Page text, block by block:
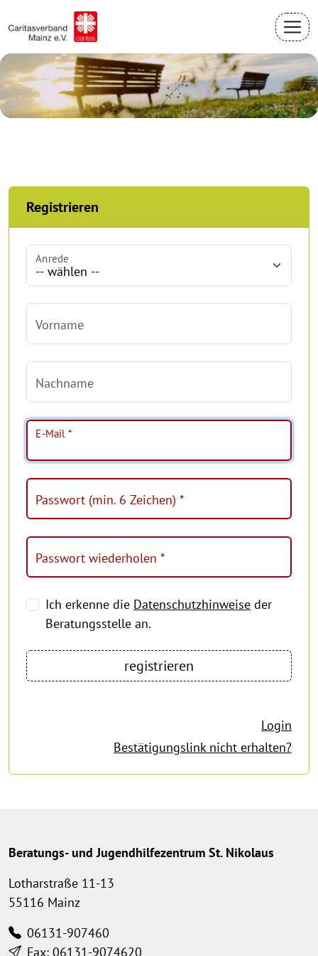
Registrieren
Anrede
Vorname
Nachname
E-Mail *
Passwort (min. 6 Zeichen) *
Passwort wiederholen *
Ich erkenne die Datenschutzhinweise der
Beratungsstelle an.
Login
Bestätigungslink nicht erhalten?
Beratungs- und Jugendhilfezentrum St. Nikolaus
Lotharstraße 11-13
55116 Mainz
06131-907460
Fax: 06131-9074620